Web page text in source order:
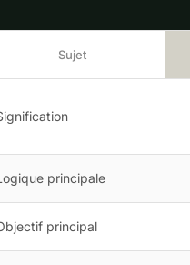
Sujet
principale
principal